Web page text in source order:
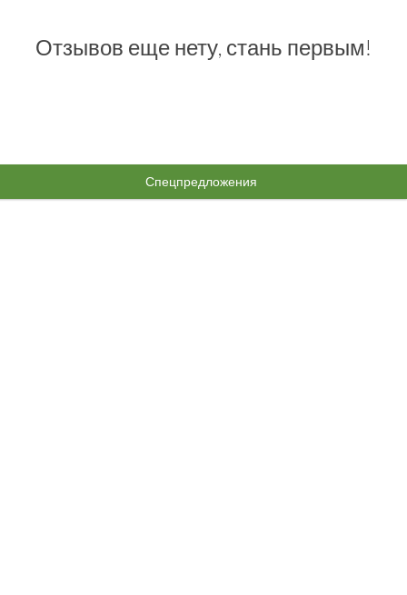
Отзывов еще нету, стань первым!
Спецпредложения